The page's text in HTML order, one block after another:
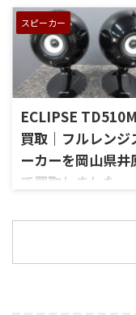
外観コンディション、リ
など付属品の有無を確
がら査定いたしました
商品：McIntosh C712
ー：McIntosh / マッキ
た
長野県駒ケ根市で、遺品
伴いKORGのテープエコ
「SE-500 Stage Echo」
買取させていただきま
今回のお品物は、前オ
様が大切に保管されて
ィンテージのテープエコ
ご家族様より「価値があ
のか分からないので、処
前に見てほしい」とご相
500は、テープを使用し
ログエコーならではの揺
や質感を楽しめる機材
スピーカー
ECLIPSE
買取｜フルレンジ
ーカーを岡山県井
で買取しました
ルレンジスピーカー
「TD510MK2」を出張